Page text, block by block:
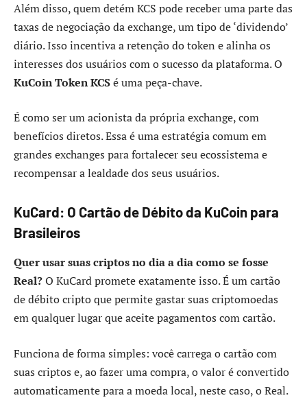
Além disso, quem detém KCS pode receber uma parte das
taxas de negociação da exchange, um tipo de ‘dividendo’
diário. Isso incentiva a retenção do token e alinha os
interesses dos usuários com o sucesso da plataforma. O
KuCoin Token KCSé uma peça-chave.
É como ser um acionista da própria exchange, com
benefícios diretos. Essa é uma estratégia comum em
grandes exchanges para fortalecer seu ecossistema e
recompensar a lealdade dos seus usuários.
KuCard: O Cartão de Débito da KuCoin para
Brasileiros
Quer usar suas criptos no dia a dia como se fosse
Real?O KuCard promete exatamente isso. É um cartão
de débito cripto que permite gastar suas criptomoedas
em qualquer lugar que aceite pagamentos com cartão.
Funciona de forma simples: você carrega o cartão com
suas criptos e, ao fazer uma compra, o valor é convertido
automaticamente para a moeda local, neste caso, o Real.